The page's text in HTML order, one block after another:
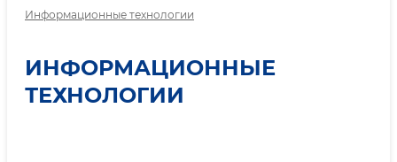
Информационные технологии
ИНФОРМАЦИОННЫЕ
ТЕХНОЛОГИИ